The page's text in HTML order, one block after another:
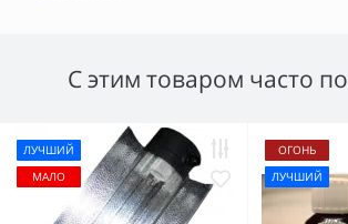
С этим товаром часто
ЛУЧШИЙ
МАЛО
ОГОНЬ
ЛУЧШИЙ